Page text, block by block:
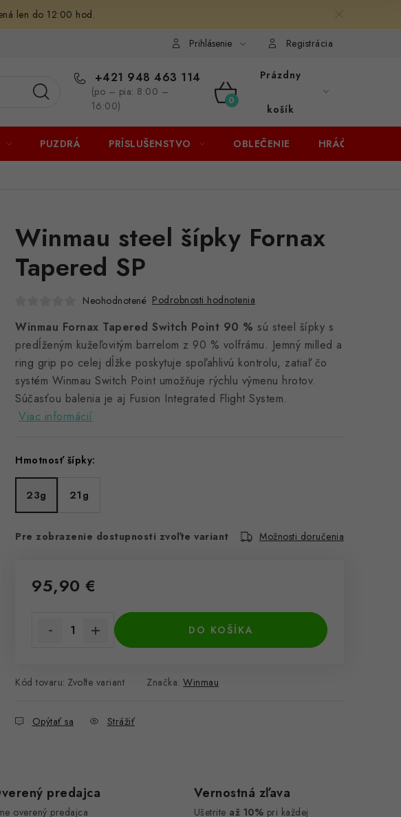
len do 12:00 hod.
Prihlásenie Registrácia
+421 948 463 114
(po – pia: 8:00 –
16:00)
NÁKUPNÝ
KOŠÍK
Prázdny
košík
PUZDRÁ PRÍSLUŠENSTVO OBLEČENIE HRÁČI
Winmau steel šípky Fornax
Tapered SP
Neohodnotené Podrobnosti hodnotenia
Winmau Fornax Tapered Switch Point 90 % sú steel šípky s
predĺženým kužeľovitým barrelom z 90 % volfrámu. Jemný milled a
ring grip po celej dĺžke poskytuje spoľahlivú kontrolu, zatiaľ čo
systém Winmau Switch Point umožňuje rýchlu výmenu hrotov.
Súčasťou balenia je aj Fusion Integrated Flight System.
Viac informácií
Hmotnosť šípky:
23g 21g
Pre zobrazenie dostupnosti zvoľte variant Možnosti doručenia
95,90 €
DO KOŠÍKA
Kód tovaru: Zvoľte variant Značka: Winmau
Opýtať sa Strážiť
predajca
overený predajca
Vernostná zľava
Ušetrite až 10% pri každej